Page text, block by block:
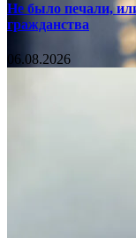
Не было печали,
гражданства
06.08.2026